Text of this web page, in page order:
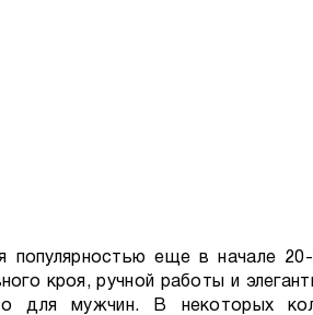
еще в начале 20-
кроя, ручной работы и
для мужчин. В некоторых